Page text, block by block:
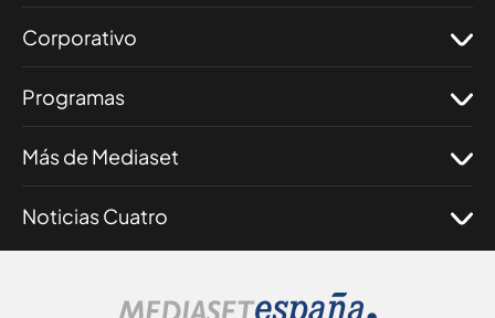
Corporativo
Programas
Más de Mediaset
Noticias Cuatro